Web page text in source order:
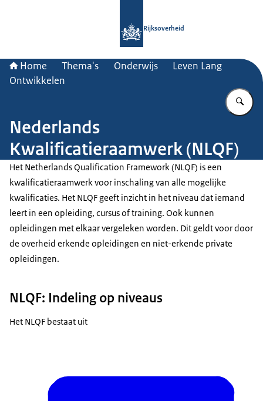
Rijksoverheid
Home Thema's Onderwijs
Leven Lang
Ontwikkelen
Nederlands
Kwalificatieraamwerk (NLQF)
Het Netherlands Qualification Framework(NLQF) is een
kwalificatieraamwerk voor inschaling van alle mogelijke
kwalificaties. Het NLQF geeft inzicht in het niveau dat iemand
leert in een opleiding, cursus of training. Ook kunnen
opleidingen met elkaar vergeleken worden. Dit geldt voor door
de overheid erkende opleidingen en niet-erkende private
opleidingen.
NLQF: Indeling op niveaus
Het NLQF bestaat uit